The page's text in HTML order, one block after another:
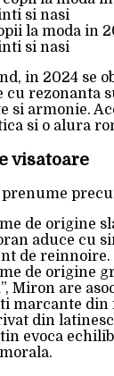
la moda in
si nasi
in 2024 se
rezonanta
si armonie.
si o alura
visatoare
de origine
aduce cu
de reinnoire.
de origine
Miron are
marcante din
din
evoca